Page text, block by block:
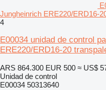
Jungheinrich ERE220/ERD16-
4
E00034 unidad de control
ERE220/ERD16-20
ARS 864.300 EUR 500 ≈ US$
Unidad de control
E00034 50313640